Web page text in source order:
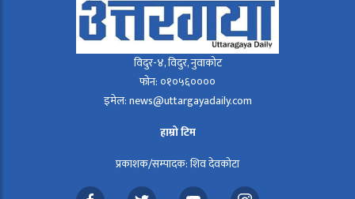
विदुर-४, विदुर, नुवाकोट
फोन: ०१०५६००००
इमेल: news@uttargayadaily.com
हाम्रो टिम
प्रकाशक/सम्पादक: शिव देवकोटा